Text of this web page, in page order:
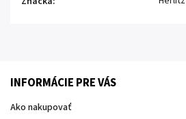
INFORMÁCIE PRE VÁS
Ako nakupovať